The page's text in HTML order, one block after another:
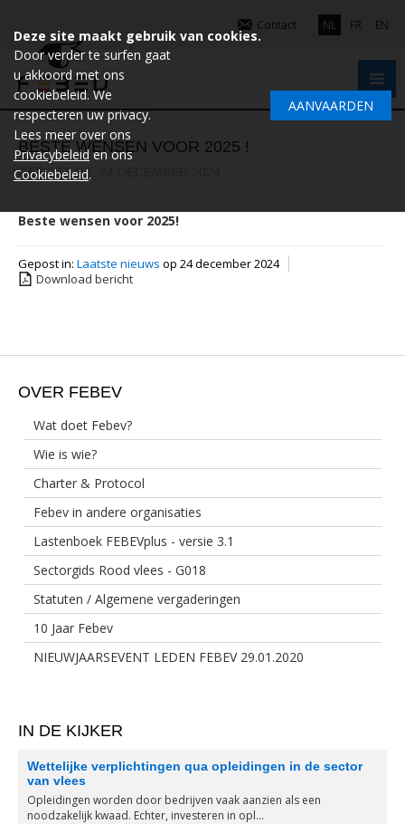
Contact NL FR EN
BESTE WENSEN VOOR 2025 !
GEPOST OP: 24 DECEMBER 2024
Beste wensen voor 2025!
Gepost in: Laatste nieuws op 24 december 2024
Download bericht
OVER FEBEV
Wat doet Febev?
Wie is wie?
Charter & Protocol
Febev in andere organisaties
Lastenboek FEBEVplus - versie 3.1
Sectorgids Rood vlees - G018
Statuten / Algemene vergaderingen
10 Jaar Febev
NIEUWJAARSEVENT LEDEN FEBEV 29.01.2020
IN DE KIJKER
Wettelijke verplichtingen qua opleidingen in de sector
van vlees
Opleidingen worden door bedrijven vaak aanzien als een
noodzakelijk kwaad. Echter, investeren in opl...
Deze site maakt gebruik van cookies.
Door verder te surfen gaat
u akkoord met ons
cookiebeleid. We
respecteren uw privacy.
Lees meer over ons
Privacybeleid en ons
Cookiebeleid.
AANVAARDEN